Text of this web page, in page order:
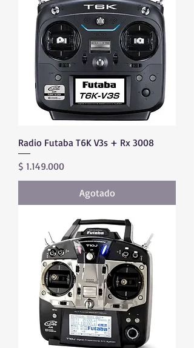
Radio Futaba T6K V3s + Rx 3008
Precio
$ 1.149.000
Agotado